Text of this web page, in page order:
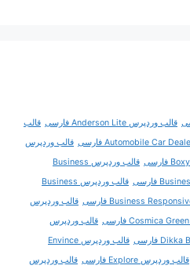
قالب وردپرس Anderson Lite فارسی
قالب
قالب وردپرس
قالب وردپرس Business
قالب وردپرس Business
قالب وردپرس
قالب وردپرس
قالب وردپرس Envince
قالب وردپرس Explore فارسی
قالب وردپرس